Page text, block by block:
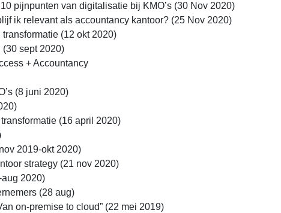
pijnpunten van digitalisatie bij KMO’s (30 Nov 2020)
ik relevant als accountancy kantoor? (25 Nov 2020)
(12 okt 2020)
(30 sept 2020)
+ Accountancy
(8 juni 2020)
(16 april 2020)
2019-okt 2020)
strategy (21 nov 2020)
2020)
(28 aug)
on-premise to cloud” (22 mei 2019)